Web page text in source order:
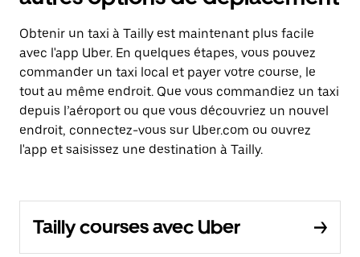
Obtenir un taxi à Tailly est maintenant plus facile
avec l'app Uber. En quelques étapes, vous pouvez
commander un taxi local et payer votre course, le
tout au même endroit. Que vous commandiez un taxi
depuis l’aéroport ou que vous découvriez un nouvel
endroit, connectez-vous sur Uber.com ou ouvrez
l'app et saisissez une destination à Tailly.
Tailly courses avec Uber